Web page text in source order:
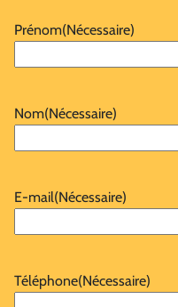
Prénom(Nécessaire)
Nom(Nécessaire)
E-mail(Nécessaire)
Téléphone(Nécessaire)